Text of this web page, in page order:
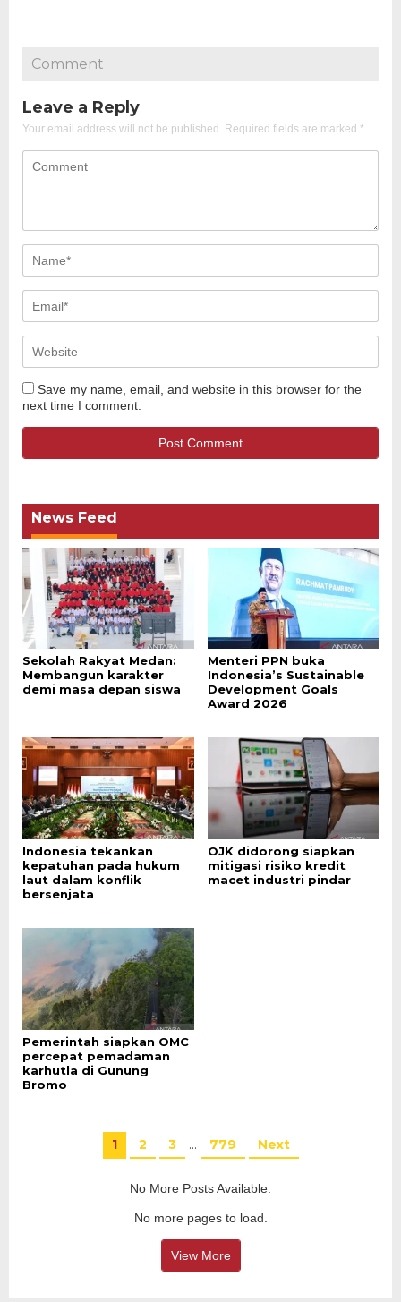
Comment
Leave a Reply
Your email address will not be published. Required fields are marked *
Save my name, email, and website in this browser for the
next time I comment.
News Feed
Sekolah Rakyat Medan:
Membangun karakter
demi masa depan siswa
Menteri PPN buka
Indonesia’s Sustainable
Development Goals
Award 2026
Indonesia tekankan
kepatuhan pada hukum
laut dalam konflik
bersenjata
OJK didorong siapkan
mitigasi risiko kredit
macet industri pindar
Pemerintah siapkan OMC
percepat pemadaman
karhutla di Gunung
Bromo
1 2 3 … 779 Next
No More Posts Available.
No more pages to load.
View More